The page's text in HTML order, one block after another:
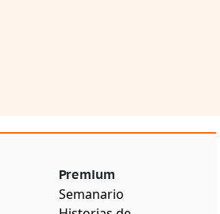
Premium
Semanario